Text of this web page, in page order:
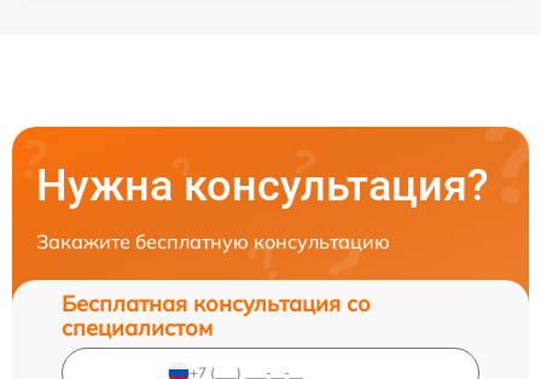
Нужна консультация?
Закажите бесплатную консультацию
Бесплатная консультация со
специалистом